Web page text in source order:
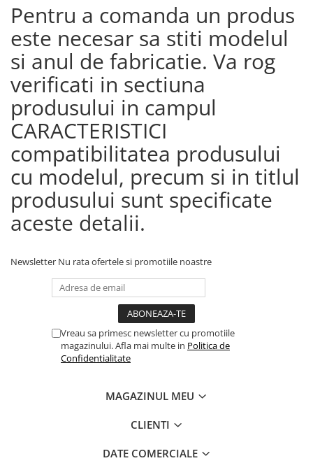
Pentru a comanda un produs
este necesar sa stiti modelul
si anul de fabricatie. Va rog
verificati in sectiuna
produsului in campul
CARACTERISTICI
compatibilitatea produsului
cu modelul, precum si in titlul
produsului sunt specificate
aceste detalii.
Newsletter Nu rata ofertele si promotiile noastre
Vreau sa primesc newsletter cu promotiile
magazinului. Afla mai multe in Politica de
Confidentialitate
MAGAZINUL MEU
CLIENTI
DATE COMERCIALE